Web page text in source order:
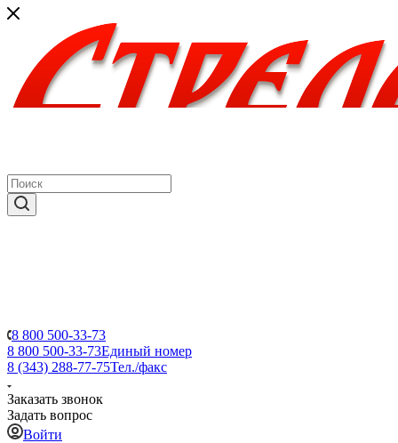
8 800 500-33-73
8 800 500-33-73Единый номер
8 (343) 288-77-75Тел./факс
Заказать звонок
Задать вопрос
Войти